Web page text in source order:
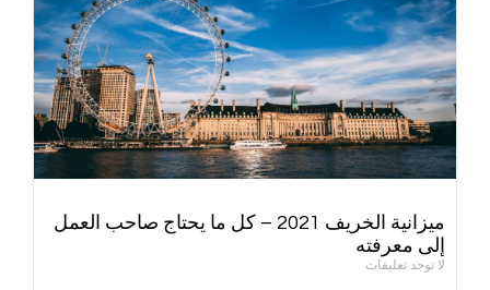
ميزانية الخريف 2021 – كل ما يحتاج صاحب العمل
إلى معرفته
لا توجد تعليقات